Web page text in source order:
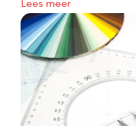
Lees meer